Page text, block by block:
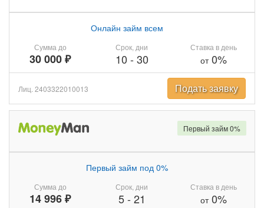
Сумма до
30 000 ₽
Онлайн займ всем
Срок, дни
10 - 30
Ставка в день
от0%
Лиц. 2403322010013 Подать заявку
Сумма до
14 996 ₽
Первый займ под 0%
Срок, дни
5- 21
Ставка в день
от0%
Первый займ 0%